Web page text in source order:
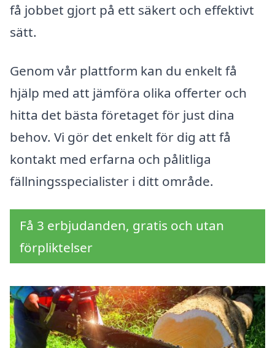
få jobbet gjort på ett säkert och effektivt
sätt.
Genom vår plattform kan du enkelt få
hjälp med att jämföra olika offerter och
hitta det bästa företaget för just dina
behov. Vi gör det enkelt för dig att få
kontakt med erfarna och pålitliga
fällningsspecialister i ditt område.
Få 3 erbjudanden, gratis och utan
förpliktelser